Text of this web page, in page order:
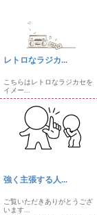
レトロなラジカ...
こちらはレトロなラジカセを
イメー...
強く主張する人...
ご覧いただきありがとうござ
います...